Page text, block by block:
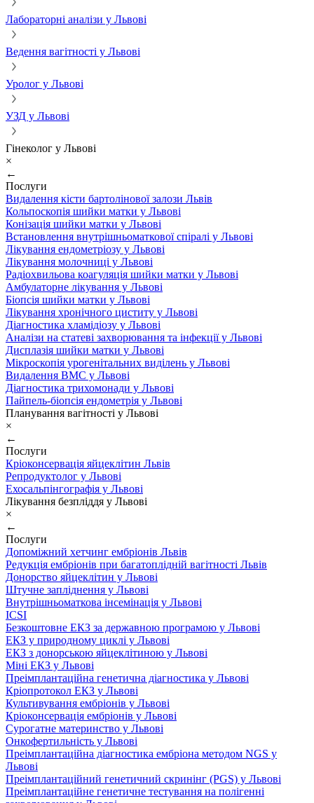
Лабораторні аналізи у Львові
Ведення вагітності у Львові
Уролог у Львові
УЗД у Львові
Гінеколог у Львові
×
←
Послуги
Видалення кісти бартолінової залози Львів
Кольпоскопія шийки матки у Львові
Конізація шийки матки у Львові
Встановлення внутрішньоматкової спіралі у Львові
Лікування ендометріозу у Львові
Лікування молочниці у Львові
Радіохвильова коагуляція шийки матки у Львові
Амбулаторне лікування у Львові
Біопсія шийки матки у Львові
Лікування хронічного циститу у Львові
Діагностика хламідіозу у Львові
Аналізи на статеві захворювання та інфекції у Львові
Дисплазія шийки матки у Львові
Мікроскопія урогенітальних виділень у Львові
Видалення ВМС у Львові
Діагностика трихомонади у Львові
Пайпель-біопсія ендометрія у Львові
Планування вагітності у Львові
×
←
Послуги
Кріоконсервація яйцеклітин Львів
Репродуктолог у Львові
Ехосальпінгографія у Львові
Лікування безпліддя у Львові
×
←
Послуги
Допоміжний хетчинг ембріонів Львів
Редукція ембріонів при багатоплідній вагітності Львів
Донорство яйцеклітин у Львові
Штучне запліднення у Львові
Внутрішньоматкова інсемінація у Львові
ICSI
Безкоштовне ЕКЗ за державною програмою у Львові
ЕКЗ у природному циклі у Львові
ЕКЗ з донорською яйцеклітиною у Львові
Міні ЕКЗ у Львові
Преімплантаційна генетична діагностика у Львові
Кріопротокол ЕКЗ у Львові
Культивування ембріонів у Львові
Кріоконсервація ембріонів у Львові
Сурогатне материнство у Львові
Онкофертильність у Львові
Преімплантаційна діагностика ембріона методом NGS у
Львові
Преімплантаційний генетичний скринінг (PGS) у Львові
Преімплантаційне генетичне тестування на полігенні